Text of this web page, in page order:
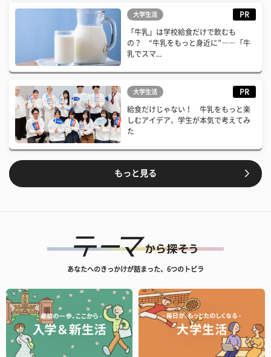
大学生活 PR
「牛乳」は学校給食だけで飲むも
の？ “牛乳をもっと身近に”――「牛
乳でスマ...
大学生活 PR
給食だけじゃない！ 牛乳をもっと楽
しむアイデア、学生が本気で考えてみ
た
もっと見る
あなたへのきっかけが詰まった、6つのトビラ